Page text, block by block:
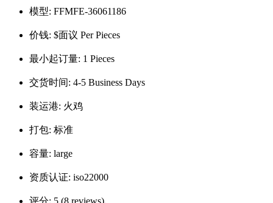
模型: FFMFE-36061186
价钱: $面议 Per Pieces
最小起订量: 1 Pieces
交货时间: 4-5 Business Days
装运港: 火鸡
打包: 标准
容量: large
资质认证: iso22000